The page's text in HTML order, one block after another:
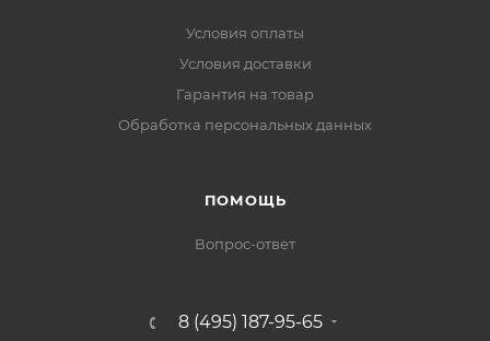
Условия оплаты
Условия доставки
Гарантия на товар
Обработка персональных данных
ПОМОЩЬ
Вопрос-ответ
8 (495) 187-95-65